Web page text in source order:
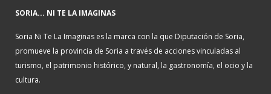
SORIA... NI TE LA IMAGINAS
Soria Ni Te La Imaginas es la marca con la que Diputación de Soria,
promueve la provincia de Soria a través de acciones vinculadas al
turismo, el patrimonio histórico, y natural, la gastronomía, el ocio y la
cultura.